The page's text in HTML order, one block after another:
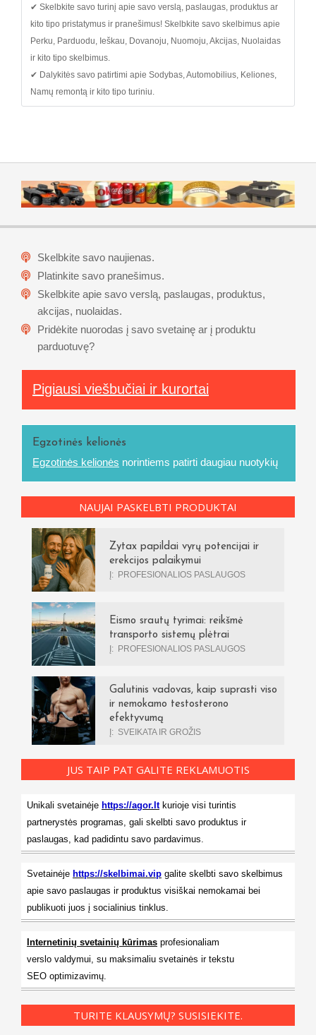
✔ Skelbkite savo turinį apie savo verslą, paslaugas, produktus ar
kito tipo pristatymus ir pranešimus! Skelbkite savo skelbimus apie
Perku, Parduodu, Ieškau, Dovanoju, Nuomoju, Akcijas, Nuolaidas
ir kito tipo skelbimus.
✔ Dalykitės savo patirtimi apie Sodybas, Automobilius, Keliones,
Namų remontą ir kito tipo turiniu.
Skelbkite savo naujienas.
Platinkite savo pranešimus.
Skelbkite apie savo verslą, paslaugas, produktus,
akcijas, nuolaidas.
Pridėkite nuorodas į savo svetainę ar į produktu
parduotuvę?
Pigiausi viešbučiai ir kurortai
Egzotinės kelionės
Egzotinės kelionės norintiems patirti daugiau nuotykių
NAUJAI PASKELBTI PRODUKTAI
Zytax papildai vyrų potencijai ir
erekcijos palaikymui
Į: PROFESIONALIOS PASLAUGOS
Eismo srautų tyrimai: reikšmė
transporto sistemų plėtrai
Į: PROFESIONALIOS PASLAUGOS
Galutinis vadovas, kaip suprasti viso
ir nemokamo testosterono
efektyvumą
Į: SVEIKATA IR GROŽIS
JUS TAIP PAT GALITE REKLAMUOTIS
Unikali svetainėje https://agor.ltkurioje visi turintis
partnerystės programas, gali skelbti savo produktus ir
paslaugas, kad padidintu savo pardavimus.
Svetainėje https://skelbimai.vip galite skelbti savo skelbimus
apie savo paslaugas ir produktus visiškai nemokamai bei
publikuoti juos į socialinius tinklus.
Internetinių svetainių kūrimas profesionaliam
verslo valdymui, su maksimaliu svetainės ir tekstu
SEO optimizavimų.
TURITE KLAUSYMŲ? SUSISIEKITE.